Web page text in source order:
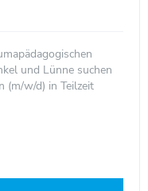
und Lünne suchen
(m/w/d) in Teilzeit